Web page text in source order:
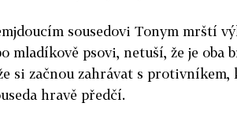
sousedovi Tonym mrští
mladíkově psovi, netuší, že je oba
si začnou zahrávat s protivníkem,
hravě předčí.